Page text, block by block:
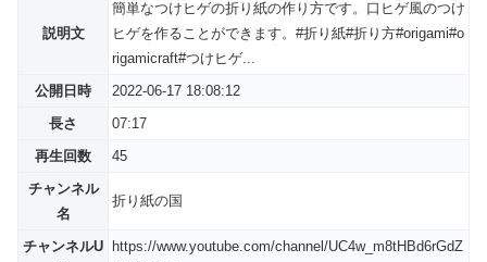
説明文
簡単なつけヒゲの折り紙の作り方です。口ヒゲ風のつけ
ヒゲを作ることができます。#折り紙#折り方#origami#o
rigamicraft#つけヒゲ...
公開日時
2022-06-17 18:08:12
長さ
07:17
再生回数
45
チャンネル
名
折り紙の国
チャンネルU
https://www.youtube.com/channel/UC4w_m8tHBd6rGdZ